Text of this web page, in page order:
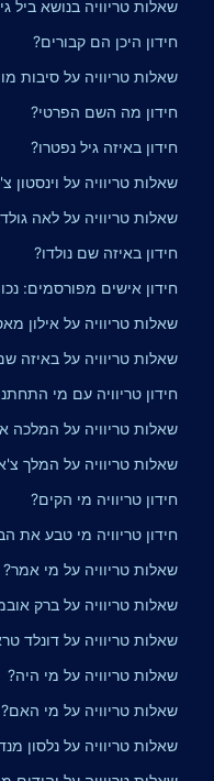
שאלות טריוויה בנושא ביל
חידון היכן הם קבורים?
שאלות טריוויה על סיבות
חידון מה השם הפרטי?
חידון באיזה גיל נפטרו?
שאלות טריוויה על וינסטון
שאלות טריוויה על לאה
חידון באיזה שם נולדו?
חידון אישים מפורסמים:
שאלות טריוויה על אילון
שאלות טריוויה על באיזה
חידון טריוויה עם מי
שאלות טריוויה על המלכה
שאלות טריוויה על המלך
חידון טריוויה מי הקים?
חידון טריוויה מי טבע את
שאלות טריוויה על מי אמר?
שאלות טריוויה על ברק
שאלות טריוויה על דונלד
שאלות טריוויה על מי היה?
שאלות טריוויה על מי האם?
שאלות טריוויה על נלסון